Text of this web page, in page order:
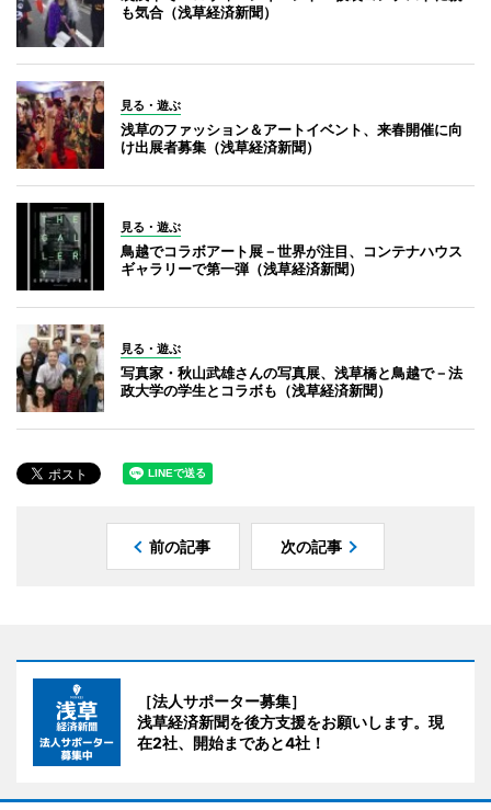
も気合（浅草経済新聞）
見る・遊ぶ
浅草のファッション＆アートイベント、来春開催に向
け出展者募集（浅草経済新聞）
見る・遊ぶ
鳥越でコラボアート展－世界が注目、コンテナハウス
ギャラリーで第一弾（浅草経済新聞）
見る・遊ぶ
写真家・秋山武雄さんの写真展、浅草橋と鳥越で－法
政大学の学生とコラボも（浅草経済新聞）
前の記事 次の記事
［法人サポーター募集］
浅草経済新聞を後方支援をお願いします。現
在2社、開始まであと4社！